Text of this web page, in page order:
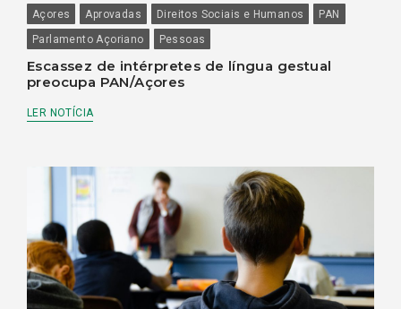
Açores Aprovadas Direitos Sociais e Humanos
PAN
Parlamento Açoriano
Pessoas
Escassez de intérpretes de língua gestual
preocupa PAN/Açores
LER NOTÍCIA